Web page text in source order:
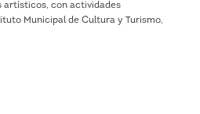
artísticos, con actividades
Municipal de Cultura y Turismo,